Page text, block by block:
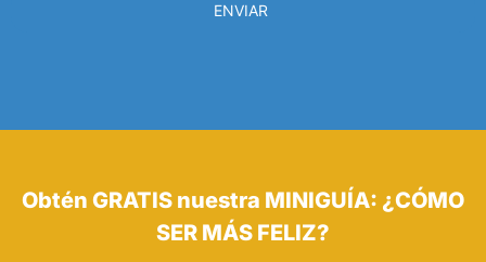
ENVIAR
Obtén GRATIS nuestra MINIGUÍA: ¿CÓMO
SER MÁS FELIZ?